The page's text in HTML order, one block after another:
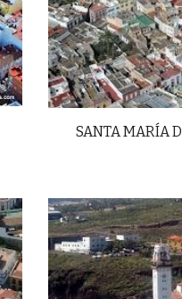
SANTA MARÍA